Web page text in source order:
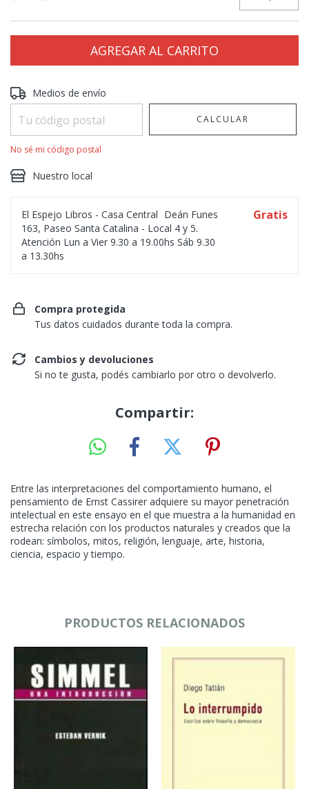
Entregas para el CP:
Medios de envío
CALCULAR
No sé mi código postal
Nuestro local
El Espejo Libros - Casa Central Deán Funes
163, Paseo Santa Catalina - Local 4 y 5.
Atención Lun a Vier 9.30 a 19.00hs Sáb 9.30
a 13.30hs
Gratis
Compra protegida
Tus datos cuidados durante toda la compra.
Cambios y devoluciones
Si no te gusta, podés cambiarlo por otro o devolverlo.
Compartir:
Entre las interpretaciones del comportamiento humano, el
pensamiento de Ernst Cassirer adquiere su mayor penetración
intelectual en este ensayo en el que muestra a la humanidad en
estrecha relación con los productos naturales y creados que la
rodean: símbolos, mitos, religión, lenguaje, arte, historia,
ciencia, espacio y tiempo.
PRODUCTOS RELACIONADOS